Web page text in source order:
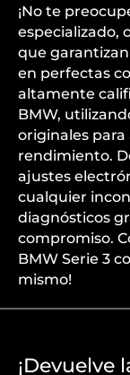
¡No te
especializado,
que
en perfectas
altamente
BMW,
originales
rendimiento.
ajustes
cualquier
diagnósticos
compromiso.
BMW Serie 3
mismo!
¡Devuelve